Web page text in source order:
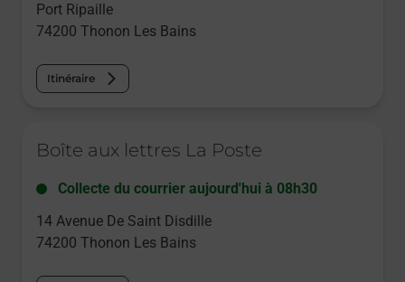
Port Ripaille
74200 Thonon Les Bains
Itinéraire
Boîte aux lettres La Poste
Collecte du courrier aujourd'hui à 08h30
14 Avenue De Saint Disdille
74200 Thonon Les Bains